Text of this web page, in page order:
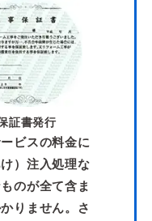
証書発行
ビスの料金に
）注入処理な
のが全て含ま
りません。さ